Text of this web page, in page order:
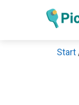
Start